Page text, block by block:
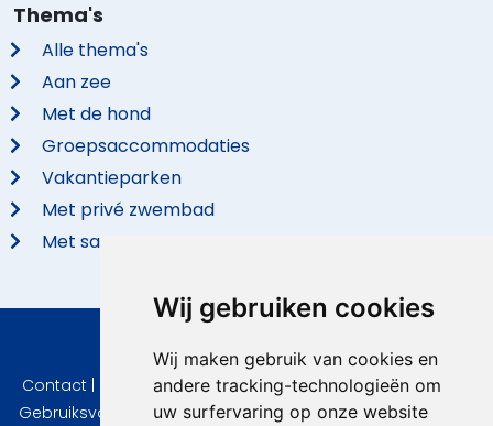
Wij gebruiken cookies
Wij maken gebruik van cookies en
andere tracking-technologieën om
uw surfervaring op onze website
Thema's
Alle thema's
Aan zee
Met de hond
Groepsaccommodaties
Vakantieparken
Met privé zwembad
Met sauna
© 2026 VidaVilla.com
Contact Privacy|Cookie instellingen|Herroepingsrecht
Gebruiksvoorwaarden|Imprint|Informatie Beoordelingen